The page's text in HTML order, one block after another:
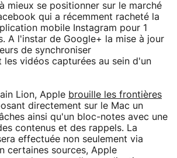
mieux se positionner sur le marché
qui a récemment racheté la
mobile Instagram pour 1
A l'instar de Google+ la mise à jour
de synchroniser
les vidéos capturées au sein d'un
Lion, Apple brouille les frontières
directement sur le Mac un
ainsi qu'un bloc-notes avec une
contenus et des rappels. La
effectuée non seulement via
certaines sources, Apple